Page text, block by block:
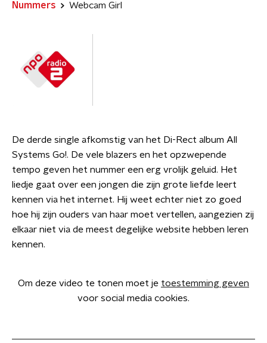
Nummers Webcam Girl
De derde single afkomstig van het Di-Rect album All
Systems Go!. De vele blazers en het opzwepende
tempo geven het nummer een erg vrolijk geluid. Het
liedje gaat over een jongen die zijn grote liefde leert
kennen via het internet. Hij weet echter niet zo goed
hoe hij zijn ouders van haar moet vertellen, aangezien zij
elkaar niet via de meest degelijke website hebben leren
kennen.
Om deze video te tonen moet je toestemming geven
voor social media cookies.